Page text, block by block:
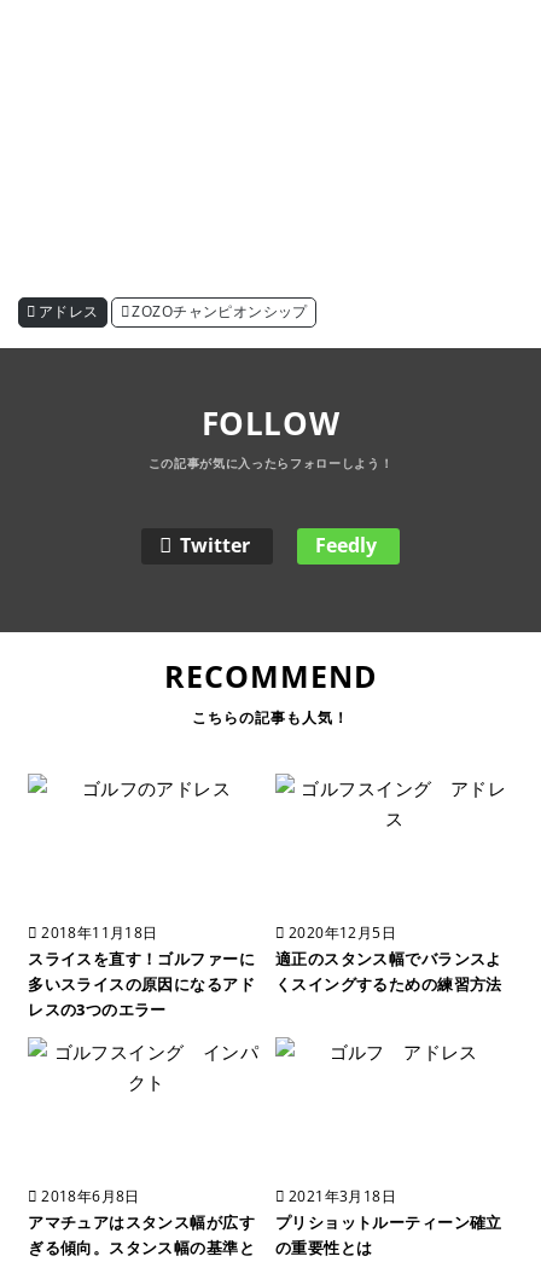
アドレス ZOZOチャンピオンシップ
FOLLOW
Twitter Feedly
RECOMMEND
2018年11月18日
スライスを直す！ゴルファーに
多いスライスの原因になるアド
レスの3つのエラー
2020年12月5日
適正のスタンス幅でバランスよ
くスイングするための練習方法
2018年6月8日
アマチュアはスタンス幅が広す
ぎる傾向。スタンス幅の基準と
2021年3月18日
プリショットルーティーン確立
の重要性とは